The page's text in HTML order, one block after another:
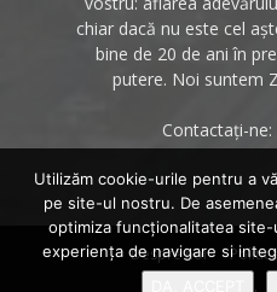
chiar dacă nu este cel
bine de 20 de ani în
putere. Noi suntem
Contactați-ne:
Despre noi
Utilizăm cookie-urile pentru a
pe site-ul nostru. De
optimiza funcţionalitatea
experienţa de navigare si